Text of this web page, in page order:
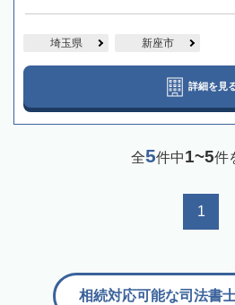
埼玉県 新座市
詳細を見
全5件中1~5件
1
相続対応可能な司法書